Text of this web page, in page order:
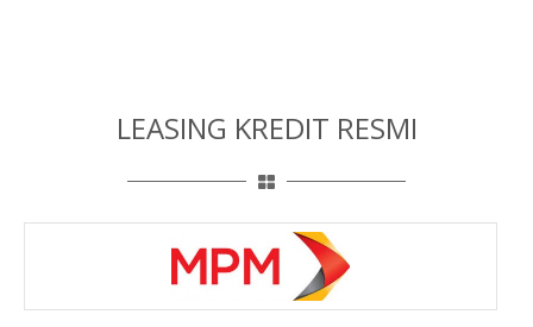
LEASING KREDIT RESMI